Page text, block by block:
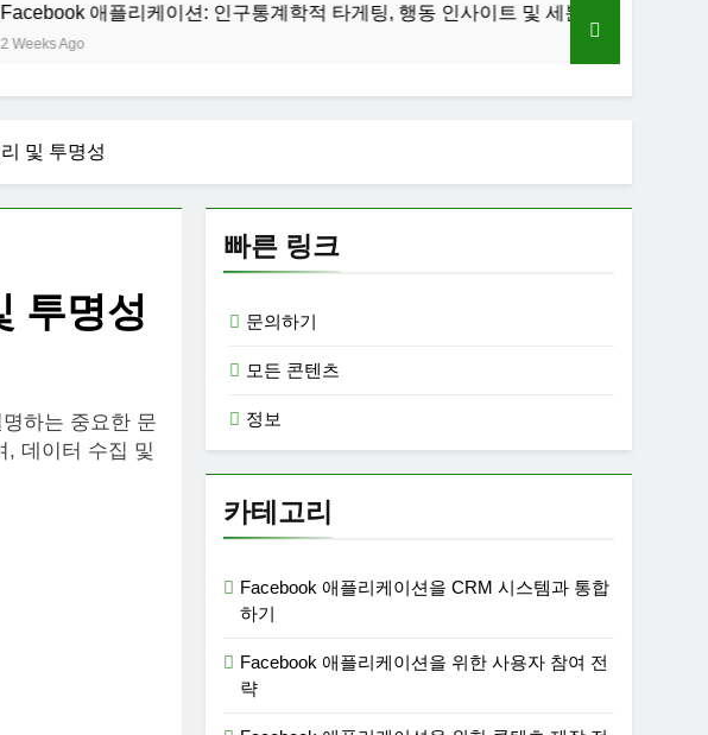
애플리케이션: 설득력 있는 콘텐츠, 리드 생성 및 참여
플리케이션: 인구통계학적 타게팅, 행동 인사이트 및 세분화 Facebook 애플
및 투명성
투명성
하는 중요한 문
, 데이터 수집 및
빠른 링크
문의하기
모든 콘텐츠
정보
카테고리
Facebook 애플리케이션을 CRM 시스템과 통합
하기
Facebook 애플리케이션을 위한 사용자 참여 전
략